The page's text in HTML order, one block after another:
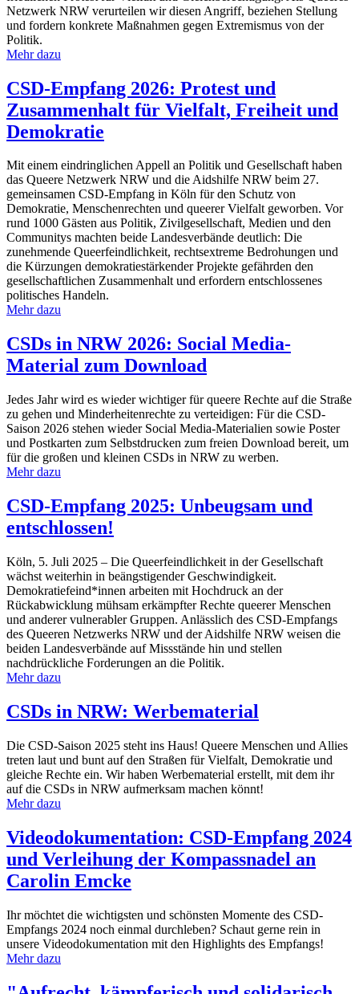
Netzwerk NRW verurteilen wir diesen Angriff, beziehen Stellung
und fordern konkrete Maßnahmen gegen Extremismus von der
Politik.
Mehr dazu
CSD-Empfang 2026: Protest und
Zusammenhalt für Vielfalt, Freiheit und
Demokratie
Mit einem eindringlichen Appell an Politik und Gesellschaft haben
das Queere Netzwerk NRW und die Aidshilfe NRW beim 27.
gemeinsamen CSD-Empfang in Köln für den Schutz von
Demokratie, Menschenrechten und queerer Vielfalt geworben. Vor
rund 1000 Gästen aus Politik, Zivilgesellschaft, Medien und den
Communitys machten beide Landesverbände deutlich: Die
zunehmende Queerfeindlichkeit, rechtsextreme Bedrohungen und
die Kürzungen demokratiestärkender Projekte gefährden den
gesellschaftlichen Zusammenhalt und erfordern entschlossenes
politisches Handeln.
Mehr dazu
CSDs in NRW 2026: Social Media-
Material zum Download
Jedes Jahr wird es wieder wichtiger für queere Rechte auf die Straße
zu gehen und Minderheitenrechte zu verteidigen: Für die CSD-
Saison 2026 stehen wieder Social Media-Materialien sowie Poster
und Postkarten zum Selbstdrucken zum freien Download bereit, um
für die großen und kleinen CSDs in NRW zu werben.
Mehr dazu
CSD-Empfang 2025: Unbeugsam und
entschlossen!
Köln, 5. Juli 2025 – Die Queerfeindlichkeit in der Gesellschaft
wächst weiterhin in beängstigender Geschwindigkeit.
Demokratiefeind*innen arbeiten mit Hochdruck an der
Rückabwicklung mühsam erkämpfter Rechte queerer Menschen
und anderer vulnerabler Gruppen. Anlässlich des CSD-Empfangs
des Queeren Netzwerks NRW und der Aidshilfe NRW weisen die
beiden Landesverbände auf Missstände hin und stellen
nachdrückliche Forderungen an die Politik.
Mehr dazu
CSDs in NRW: Werbematerial
Die CSD-Saison 2025 steht ins Haus! Queere Menschen und Allies
treten laut und bunt auf den Straßen für Vielfalt, Demokratie und
gleiche Rechte ein. Wir haben Werbematerial erstellt, mit dem ihr
auf die CSDs in NRW aufmerksam machen könnt!
Mehr dazu
Videodokumentation: CSD-Empfang 2024
und Verleihung der Kompassnadel an
Carolin Emcke
Ihr möchtet die wichtigsten und schönsten Momente des CSD-
Empfangs 2024 noch einmal durchleben? Schaut gerne rein in
unsere Videodokumentation mit den Highlights des Empfangs!
Mehr dazu